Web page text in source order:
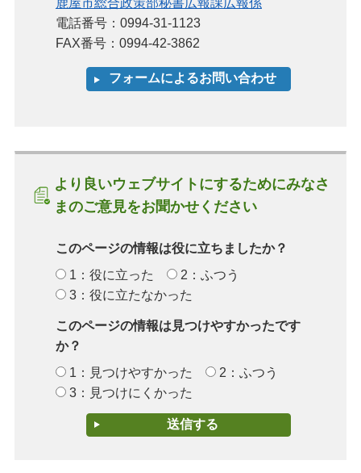
電話番号：0994-31-1123
FAX番号：0994-42-3862
より良いウェブサイトにするためにみなさ
まのご意見をお聞かせください
このページの情報は役に立ちましたか？
1：役に立った
2：ふつう
3：役に立たなかった
このページの情報は見つけやすかったです
か？
1：見つけやすかった
2：ふつう
3：見つけにくかった